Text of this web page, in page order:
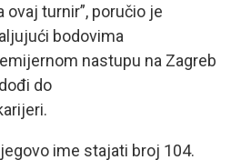
ovaj turnir”, poručio je
bodovima
nastupu na Zagreb
do
ime stajati broj 104.